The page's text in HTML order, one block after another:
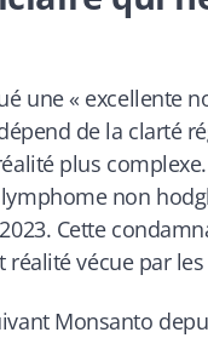
une « excellente
de la clarté
plus
non
Cette
vécue par
Monsanto